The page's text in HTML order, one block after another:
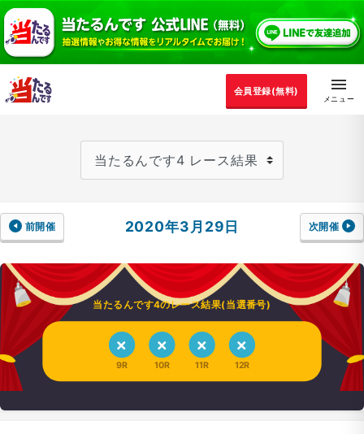
会員登録(無料)
前開催 2020年3月29日 次開催
当たるんです4のレース結果(当選番号)
9R 10R 11R 12R